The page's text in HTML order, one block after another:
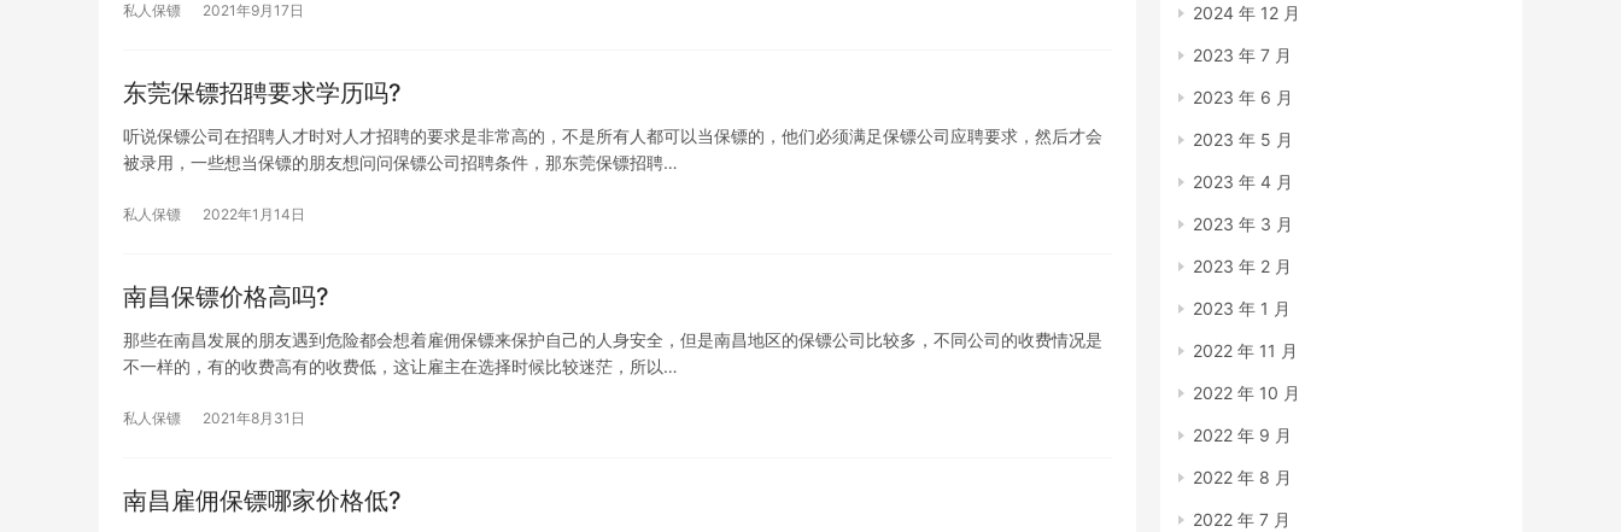
私人保镖 2021年9月17日
东莞保镖招聘要求学历吗?
听说保镖公司在招聘人才时对人才招聘的要求是非常高的，不是所有人都可以当保镖的，他们必须满足保镖公司应聘要求，然后才会
被录用，一些想当保镖的朋友想问问保镖公司招聘条件，那东莞保镖招聘…
私人保镖 2022年1月14日
南昌保镖价格高吗?
那些在南昌发展的朋友遇到危险都会想着雇佣保镖来保护自己的人身安全，但是南昌地区的保镖公司比较多，不同公司的收费情况是
不一样的，有的收费高有的收费低，这让雇主在选择时候比较迷茫，所以…
私人保镖 2021年8月31日
南昌雇佣保镖哪家价格低?
2024 年 12 月
2023 年 7 月
2023 年 6 月
2023 年 5 月
2023 年 4 月
2023 年 3 月
2023 年 2 月
2023 年 1 月
2022 年 11 月
2022 年 10 月
2022 年 9 月
2022 年 8 月
2022 年 7 月